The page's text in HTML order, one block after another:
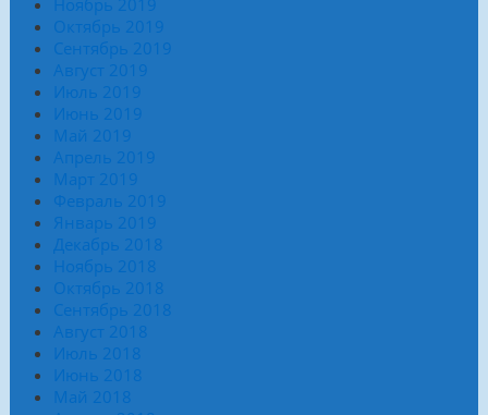
Октябрь 2019
Сентябрь 2019
Август 2019
Июль 2019
Июнь 2019
Май 2019
Апрель 2019
Март 2019
Февраль 2019
Январь 2019
Декабрь 2018
Ноябрь 2018
Октябрь 2018
Сентябрь 2018
Август 2018
Июль 2018
Июнь 2018
Май 2018